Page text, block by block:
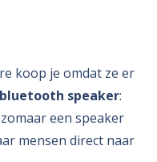
koop je omdat ze er
bluetooth speaker:
een speaker
mensen direct naar